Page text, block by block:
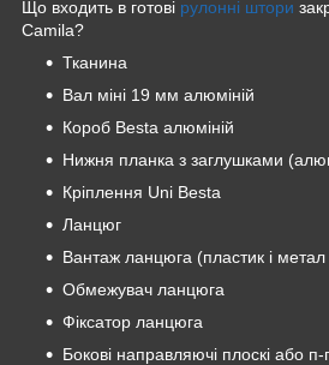
Що входить в готові рулонні штори
Camila?
Тканина
Вал міні 19 мм алюміній
Короб Besta алюміній
Нижня планка з заглушками
Кріплення Uni Besta
Ланцюг
Вантаж ланцюга (пластик і метал
Обмежувач ланцюга
Фіксатор ланцюга
Бокові направляючі плоскі або